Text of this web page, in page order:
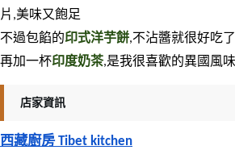
片,美味又飽足
不過包餡的印式洋芋餅,不沾醬就很好吃了
再加一杯印度奶茶,是我很喜歡的異國風味
店家資訊
西藏廚房 Tibet kitchen